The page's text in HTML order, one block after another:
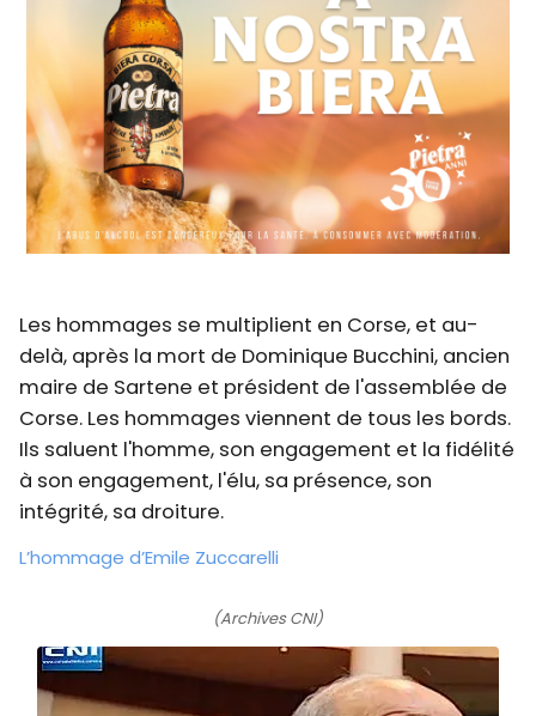
Les hommages se multiplient en Corse, et au-
delà, après la mort de Dominique Bucchini, ancien
maire de Sartene et président de l'assemblée de
Corse. Les hommages viennent de tous les bords.
Ils saluent l'homme, son engagement et la fidélité
à son engagement, l'élu, sa présence, son
intégrité, sa droiture.
L’hommage d’Emile Zuccarelli
(Archives CNI)